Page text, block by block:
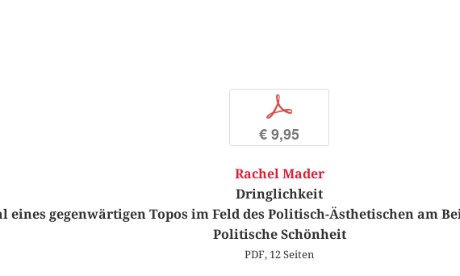
p
€ 9,95
Rachel Mader
Dringlichkeit
eines gegenwärtigen Topos im Feld des Politisch-Ästhetischen am
Politische Schönheit
PDF, 12 Seiten